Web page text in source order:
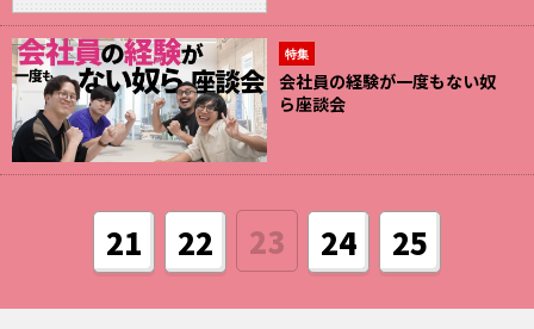
特集
会社員の経験が一度もない奴
ら座談会
21 22 23 24 25